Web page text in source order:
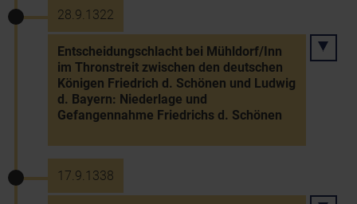
28.9.1322
Entscheidungschlacht bei Mühldorf/Inn
im Thronstreit zwischen den deutschen
Königen Friedrich d. Schönen und Ludwig
d. Bayern: Niederlage und
Gefangennahme Friedrichs d. Schönen
17.9.1338